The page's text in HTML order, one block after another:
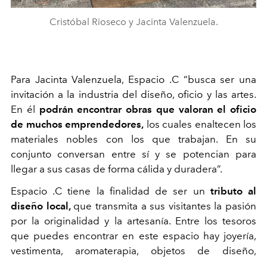
Cristóbal Rioseco y Jacinta Valenzuela.
Para Jacinta Valenzuela, Espacio .C “busca ser una
invitación a la industria del diseño, oficio y las artes.
En él podrán encontrar obras que valoran el oficio
de muchos emprendedores, los cuales enaltecen los
materiales nobles con los que trabajan. En su
conjunto conversan entre sí y se potencian para
llegar a sus casas de forma cálida y duradera”.
Espacio .C tiene la finalidad de ser un tributo al
diseño local, que transmita a sus visitantes la pasión
por la originalidad y la artesanía. Entre los tesoros
que puedes encontrar en este espacio hay joyería,
vestimenta, aromaterapia, objetos de diseño,